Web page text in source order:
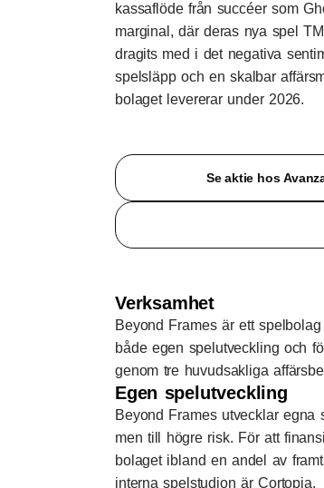
kassaflöde från succéer som
marginal, där deras nya spel
dragits med i det negativa
spelsläpp och en skalbar
bolaget levererar under 2026.
Se aktie hos
Verksamhet
Beyond Frames är ett
både egen spelutveckling och
genom tre huvudsakliga
Egen spelutveckling
Beyond Frames utvecklar egna
men till högre risk. För att
bolaget ibland en andel av
interna spelstudion är Cortopia.